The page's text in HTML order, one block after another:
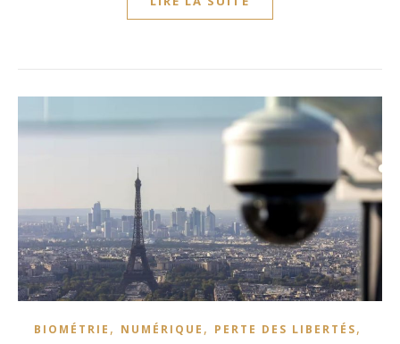
BIOMÉTRIE , NUMÉRIQUE , PERTE DES LIBERTÉS,